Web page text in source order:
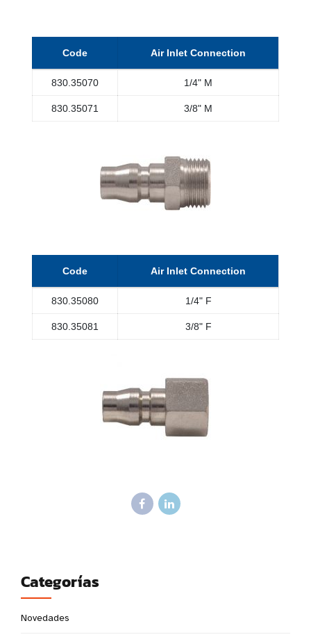
Code Air Inlet Connection
830.35070 1/4" M
830.35071 3/8" M
Code Air Inlet Connection
830.35080 1/4" F
830.35081 3/8" F
Categorías
Novedades